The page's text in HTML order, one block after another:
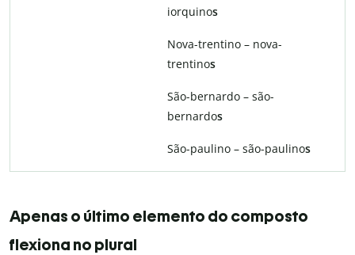
iorquinos
Nova-trentino – nova-
trentinos
São-bernardo – são-
bernardos
São-paulino – são-paulinos
Apenas o último elemento do composto
flexiona no plural